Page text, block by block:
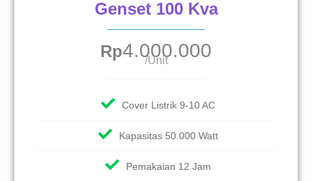
Genset 100 Kva
Rp4.000.000
/Unit
Cover Listrik 9-10 AC
Kapasitas 50.000 Watt
Pemakaian 12 Jam